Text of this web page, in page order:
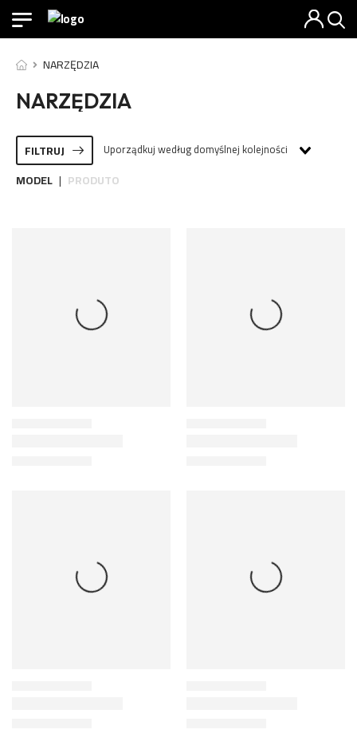
NARZĘDZIA
NARZĘDZIA
FILTRUJ Uporządkuj według domyślnej kolejności
MODEL | PRODUTO